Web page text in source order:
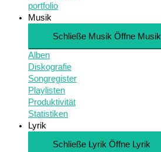
portfolio
Musik
Schließe Musik Öffne Musik
Alben
Diskografie
Songregister
Playlisten
Produktivität
Statistiken
Lyrik
Schließe Lyrik Öffne Lyrik